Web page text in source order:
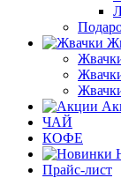
ЧАЙ
КОФЕ
Прайс-лист